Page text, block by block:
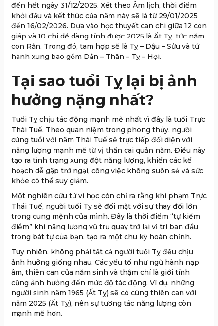
đến hết ngày 31/12/2025. Xét theo Âm lịch, thời điểm
khởi đầu và kết thúc của năm này sẽ là từ 29/01/2025
đến 16/02/2026. Dựa vào học thuyết can chi giữa 12 con
giáp và 10 chi dễ dàng tính được 2025 là Ất Tỵ, tức năm
con Rắn. Trong đó, tam hợp sẽ là Tỵ – Dậu – Sửu và tứ
hành xung bao gồm Dần – Thân – Tỵ – Hợi.
Tại sao tuổi Tỵ lại bị ảnh
hưởng nặng nhất?
Tuổi Tỵ chịu tác động mạnh mẽ nhất vì đây là tuổi Trực
Thái Tuế. Theo quan niệm trong phong thủy, người
cùng tuổi với năm Thái Tuế sẽ trực tiếp đối diện với
năng lượng mạnh mẽ từ vị thần cai quản năm. Điều này
tạo ra tình trạng xung đột năng lượng, khiến các kế
hoạch dễ gặp trở ngại, công việc không suôn sẻ và sức
khỏe có thể suy giảm.
Một nghiên cứu tử vi học còn chỉ ra rằng khi phạm Trực
Thái Tuế, người tuổi Tỵ sẽ đối mặt với sự thay đổi lớn
trong cung mệnh của mình. Đây là thời điểm “tự kiểm
điểm” khi năng lượng vũ trụ quay trở lại vị trí ban đầu
trong bát tự của bạn, tạo ra một chu kỳ hoàn chỉnh.
Tuy nhiên, không phải tất cả người tuổi Tỵ đều chịu
ảnh hưởng giống nhau. Các yếu tố như ngũ hành nạp
âm, thiên can của năm sinh và thậm chí là giới tính
cũng ảnh hưởng đến mức độ tác động. Ví dụ, những
người sinh năm 1965 (Ất Tỵ) sẽ có cùng thiên can với
năm 2025 (Ất Tỵ), nên sự tương tác năng lượng còn
mạnh mẽ hơn.